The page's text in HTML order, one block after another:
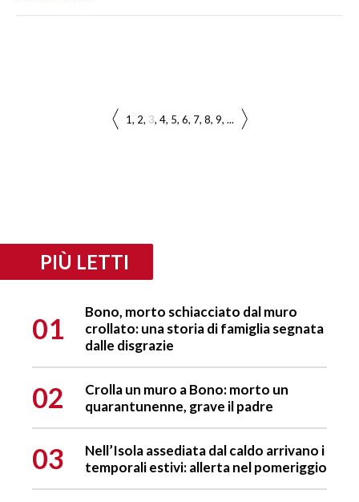
1 2 3 4 5 6 7 8 9 ...
PIÙ LETTI
01
Bono, morto schiacciato dal muro
crollato: una storia di famiglia segnata
dalle disgrazie
02
Crolla un muro a Bono: morto un
quarantunenne, grave il padre
03
Nell’Isola assediata dal caldo arrivano i
temporali estivi: allerta nel pomeriggio